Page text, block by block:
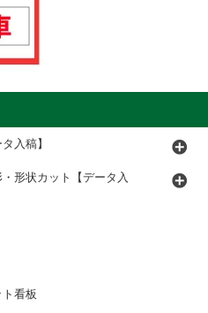
入稿】
形状カット【データ入
看板